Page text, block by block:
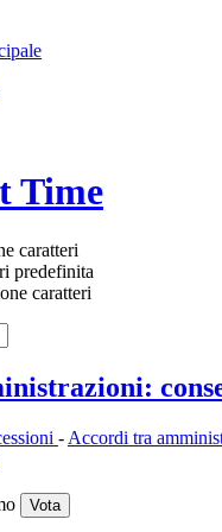
Time
- Accordi tra